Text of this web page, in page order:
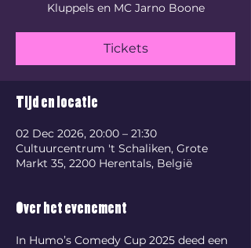
Kluppels en MC Jarno Boone
Tickets
Tijd en locatie
02 Dec 2026, 20:00 – 21:30
Cultuurcentrum 't Schaliken, Grote
Markt 35, 2200 Herentals, België
Over het evenement
In Humo’s Comedy Cup 2025 deed een